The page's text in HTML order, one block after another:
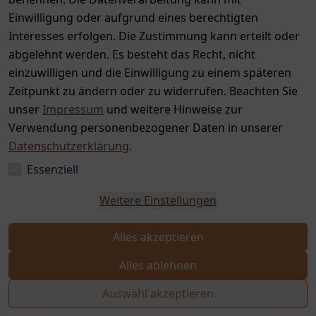
Einwilligung oder aufgrund eines berechtigten
Interesses erfolgen. Die Zustimmung kann erteilt oder
abgelehnt werden. Es besteht das Recht, nicht
einzuwilligen und die Einwilligung zu einem späteren
Zeitpunkt zu ändern oder zu widerrufen. Beachten Sie
unser Impressum und weitere Hinweise zur
Verwendung personenbezogener Daten in unserer
Datenschutzerklärung.
Essenziell
Weitere Einstellungen
Alles akzeptieren
Alles ablehnen
Auswahl akzeptieren
Mein Konto
Registrieren
Anmelden
Service
Kontakt
Zahlung & Versand